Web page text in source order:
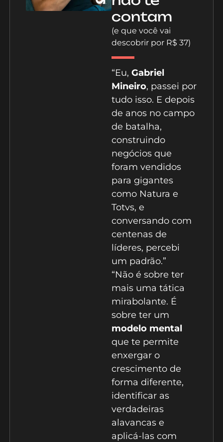
contam
(e que você vai
descobrir por R$ 37)
“Eu, Gabriel
Mineiro, passei por
tudo isso. E depois
de anos no campo
de batalha,
construindo
negócios que
foram vendidos
para gigantes
como Natura e
Totvs, e
conversando com
centenas de
líderes, percebi
um padrão.”
“Não é sobre ter
mais uma tática
mirabolante. É
sobre ter um
modelo mental
que te permite
enxergar o
crescimento de
forma diferente,
identificar as
verdadeiras
alavancas e
aplicá-las com